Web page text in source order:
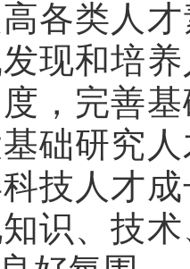
各类人
现和培
，完善
础研究
技人才
识、技